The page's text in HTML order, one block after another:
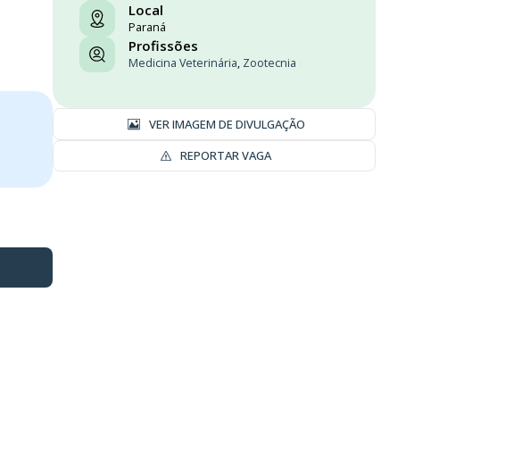
Local
Paraná
Profissões
Medicina Veterinária, Zootecnia
VER IMAGEM DE DIVULGAÇÃO
REPORTAR VAGA